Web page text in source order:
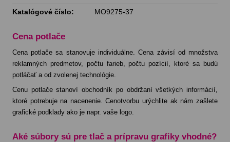
Katalógové číslo: MO9275-37
Cena potlače
Cena potlače sa stanovuje individuálne. Cena závisí od množstva
reklamných predmetov, počtu farieb, počtu pozícií, ktoré sa budú
potláčať a od zvolenej technológie.
Cenu potlače stanoví obchodník po obdržaní všetkých informácií,
ktoré potrebuje na nacenenie. Cenotvorbu urýchlite ak nám zašlete
grafické podklady ako je napr. vaše logo.
Aké súbory sú pre tlač a prípravu grafiky vhodné?